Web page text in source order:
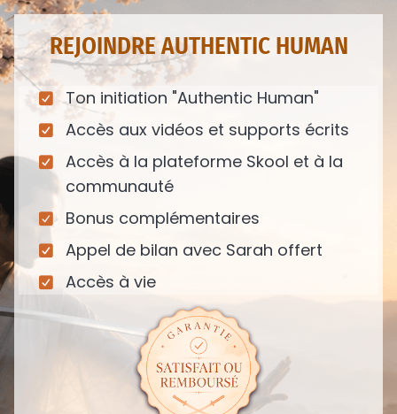
REJOINDRE AUTHENTIC HUMAN
Ton initiation "Authentic Human"
Accès aux vidéos et supports écrits
Accès à la plateforme Skool et à la
communauté
Bonus complémentaires
Appel de bilan avec Sarah offert
Accès à vie